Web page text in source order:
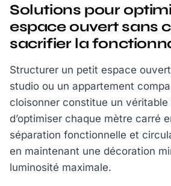
Solutions pour
espace ouvert sans
sacrifier la
Structurer un petit espace
studio ou un appartement
cloisonner constitue un véritable
d’optimiser chaque mètre carré
séparation fonctionnelle et
en maintenant une décoration
luminosité maximale.